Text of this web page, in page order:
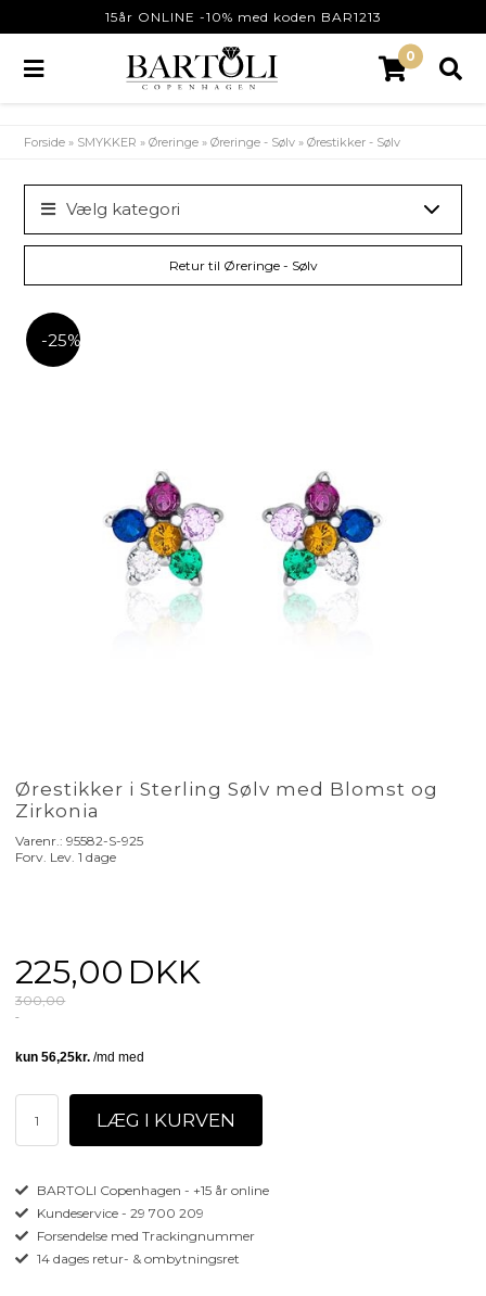
15år ONLINE -10% med koden BAR1213
0
Forside » SMYKKER »Øreringe »Øreringe - Sølv »Ørestikker - Sølv
Vælg kategori
Retur til Øreringe - Sølv
-25%
Ørestikker i Sterling Sølv med Blomst og
Zirkonia
Varenr.:95582-S-925
Forv. Lev. 1 dage
225,00 DKK
300,00
BARTOLI Copenhagen - +15 år online
Kundeservice - 29 700 209
Forsendelse med Trackingnummer
14 dages retur- & ombytningsret